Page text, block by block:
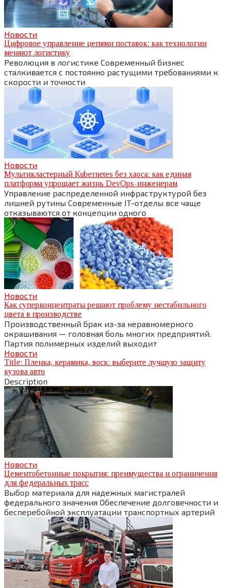
Новости
Цифровое управление цепями поставок: как технологии
меняют логистику
Революция в логистике Современный бизнес
сталкивается с постоянно растущими требованиями к
скорости и точности
Новости
Мультикластерный Kubernetes без хаоса: как единая
платформа упрощает жизнь DevOps-инженерам
Управление распределенной инфраструктурой без
лишней рутины Современные IT-отделы все чаще
отказываются от концепции одного
Новости
Как суперконцентраты решают проблему нестабильного
цвета в производстве
Производственный брак из-за неравномерного
окрашивания — головная боль многих предприятий.
Партия полимерных изделий выходит
Новости
Title: Пленка, керамика, воск: выберите лучшую защиту
кузова авто
Description
Новости
Цементобетонные покрытия: преимущества и ограничения
для федеральных трасс
Выбор материала для надежных магистралей
федерального значения Обеспечение долговечности и
бесперебойной эксплуатации транспортных артерий